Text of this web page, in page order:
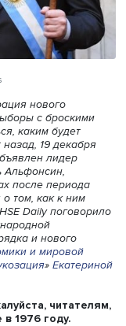
нового
на выборы с
каким будет
лет назад, 19
объявлен лидер
Альфонсин,
после
и о том, как к
HSE Daily